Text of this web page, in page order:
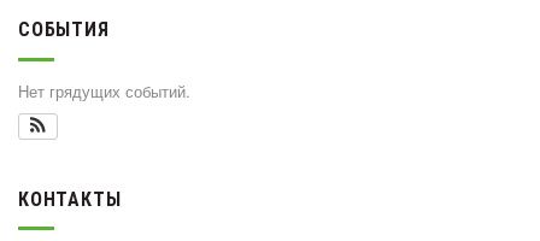
СОБЫТИЯ
Нет грядущих событий.
КОНТАКТЫ